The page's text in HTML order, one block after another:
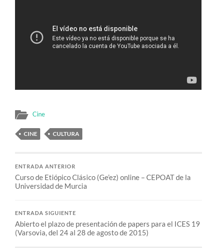
Cine
CINE CULTURA
ENTRADA ANTERIOR
Curso de Etiópico Clásico (Ge’ez) online – CEPOAT de la
Universidad de Murcia
ENTRADA SIGUIENTE
Abierto el plazo de presentación de papers para el ICES 19
(Varsovia, del 24 al 28 de agosto de 2015)